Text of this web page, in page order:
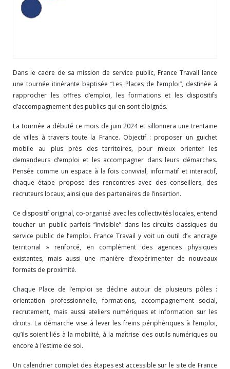
Dans le cadre de sa mission de service public, France Travail lance
une tournée itinérante baptisée “Les Places de l’emploi”, destinée à
rapprocher les offres d’emploi, les formations et les dispositifs
d’accompagnement des publics qui en sont éloignés.
La tournée a débuté ce mois de juin 2024 et sillonnera une trentaine
de villes à travers toute la France. Objectif : proposer un guichet
mobile au plus près des territoires, pour mieux orienter les
demandeurs d’emploi et les accompagner dans leurs démarches.
Pensée comme un espace à la fois convivial, informatif et interactif,
chaque étape propose des rencontres avec des conseillers, des
recruteurs locaux, ainsi que des partenaires de l’insertion.
Ce dispositif original, co-organisé avec les collectivités locales, entend
toucher un public parfois “invisible” dans les circuits classiques du
service public de l’emploi. France Travail y voit un outil d’« ancrage
territorial » renforcé, en complément des agences physiques
existantes, mais aussi une manière d’expérimenter de nouveaux
formats de proximité.
Chaque Place de l’emploi se décline autour de plusieurs pôles :
orientation professionnelle, formations, accompagnement social,
recrutement, mais aussi ateliers numériques et information sur les
droits. La démarche vise à lever les freins périphériques à l’emploi,
qu’ils soient liés à la mobilité, à la maîtrise des outils numériques ou
encore à l’estime de soi.
Un calendrier complet des étapes est accessible sur le site de France